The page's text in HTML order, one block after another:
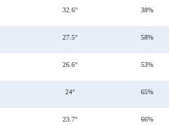
32.6°
38%
27.5°
58%
26.6°
53%
24°
65%
23.7°
66%